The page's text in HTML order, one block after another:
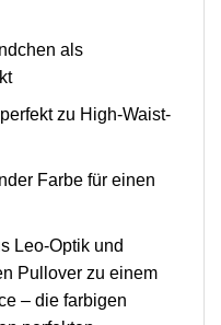
als
zu High-Waist-
Farbe für einen
Leo-Optik und
Pullover zu einem
– die farbigen